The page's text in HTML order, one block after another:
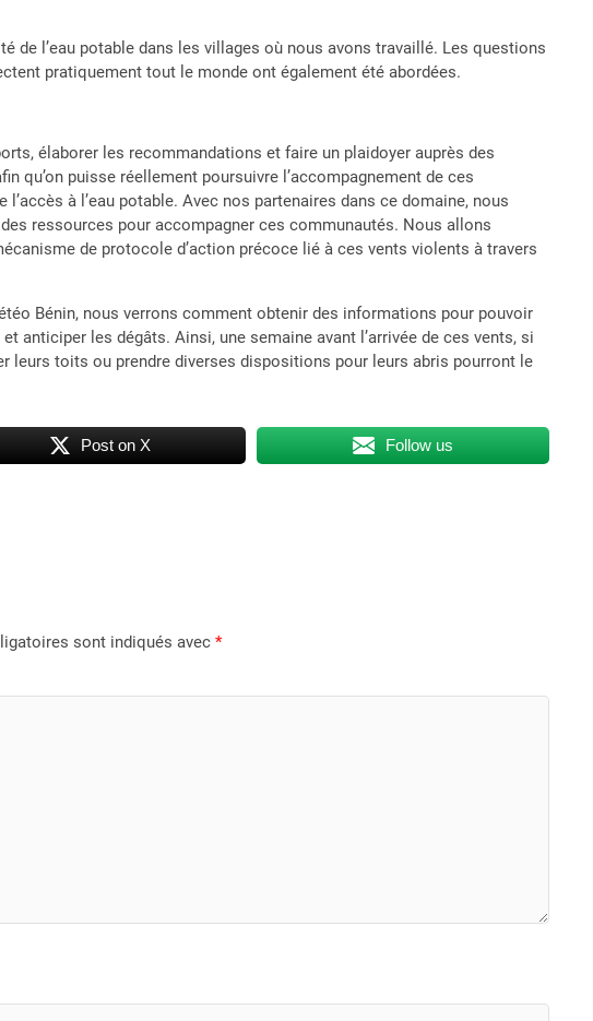
de l’eau potable dans les villages où nous avons travaillé. Les questions
pratiquement tout le monde ont également été abordées.
élaborer les recommandations et faire un plaidoyer auprès des
qu’on puisse réellement poursuivre l’accompagnement de ces
à l’eau potable. Avec nos partenaires dans ce domaine, nous
ressources pour accompagner ces communautés. Nous allons
de protocole d’action précoce lié à ces vents violents à travers
Bénin, nous verrons comment obtenir des informations pour pouvoir
anticiper les dégâts. Ainsi, une semaine avant l’arrivée de ces vents, si
leurs toits ou prendre diverses dispositions pour leurs abris pourront le
Post on X Follow us
sont indiqués avec*